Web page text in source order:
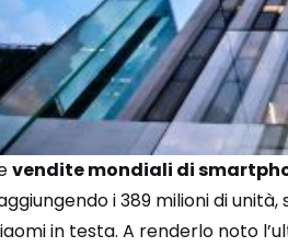
vendite mondiali di
i 389 milioni di
in testa. A renderlo noto